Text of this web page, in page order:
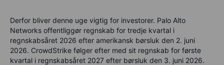
Derfor bliver denne uge vigtig for investorer. Palo Alto
Networks offentliggør regnskab for tredje kvartal i
regnskabsåret 2026 efter amerikansk børsluk den 2. juni
2026. CrowdStrike følger efter med sit regnskab for første
kvartal i regnskabsåret 2027 efter børsluk den 3. juni 2026.